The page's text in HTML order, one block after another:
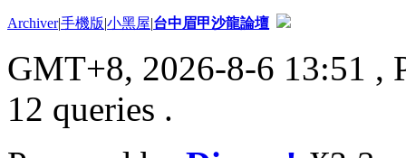
Archiver|手機版|小黑屋|台中眉甲沙龍論壇
GMT+8, 2026-8-6 13:51 ,
12 queries .